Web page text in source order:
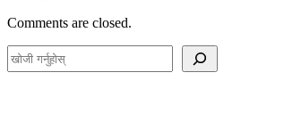
Comments are closed.
e